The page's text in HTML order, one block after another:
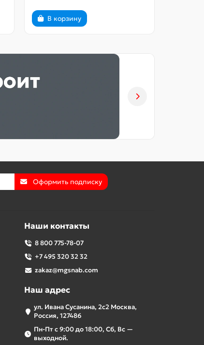
В корзину
Оформить подписку
Наши контакты
8 800 775-78-07
+7 495 320 32 32
zakaz@mgsnab.com
Наш адрес
ул. Ивана Сусанина, 2с2 Москва,
Россия, 127486
Пн-Пт с 9:00 до 18:00, Сб, Вс —
выходной.